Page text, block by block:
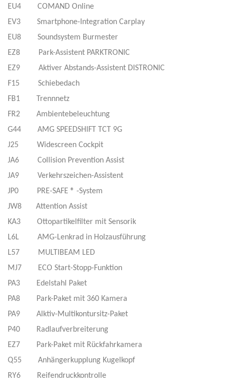
EU4 COMAND Online
EV3 Smartphone-Integration Carplay
EU8 Soundsystem Burmester
EZ8 Park-Assistent PARKTRONIC
EZ9 Aktiver Abstands-Assistent DISTRONIC
F15 Schiebedach
FB1 Trennnetz
FR2 Ambientebeleuchtung
G44 AMG SPEEDSHIFT TCT 9G
J25 Widescreen Cockpit
JA6 Collision Prevention Assist
JA9 Verkehrszeichen-Assistent
JP0 PRE-SAFE ® -System
JW8 Attention Assist
KA3 Ottopartikelfilter mit Sensorik
L6L AMG-Lenkrad in Holzausführung
L57 MULTIBEAM LED
MJ7 ECO Start-Stopp-Funktion
PA3 Edelstahl Paket
PA8 Park-Paket mit 360 Kamera
PA9 Alktiv-Multikontursitz-Paket
P40 Radlaufverbreiterung
EZ7 Park-Paket mit Rückfahrkamera
Q55 Anhängerkupplung Kugelkopf
RY6 Reifendruckkontrolle